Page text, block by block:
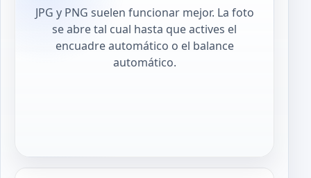
JPG y PNG suelen funcionar mejor. La foto
se abre tal cual hasta que actives el
encuadre automático o el balance
automático.